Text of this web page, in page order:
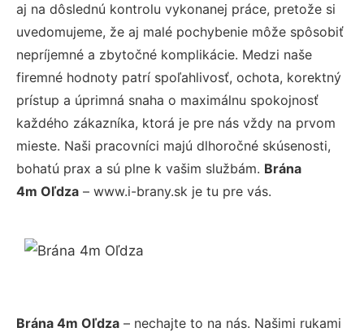
aj na dôslednú kontrolu vykonanej práce, pretože si
uvedomujeme, že aj malé pochybenie môže spôsobiť
nepríjemné a zbytočné komplikácie. Medzi naše
firemné hodnoty patrí spoľahlivosť, ochota, korektný
prístup a úprimná snaha o maximálnu spokojnosť
každého zákazníka, ktorá je pre nás vždy na prvom
mieste. Naši pracovníci majú dlhoročné skúsenosti,
bohatú prax a sú plne k vašim službám. Brána
4m Oľdza – www.i-brany.sk je tu pre vás.
Brána 4m Oľdza – nechajte to na nás. Našimi rukami